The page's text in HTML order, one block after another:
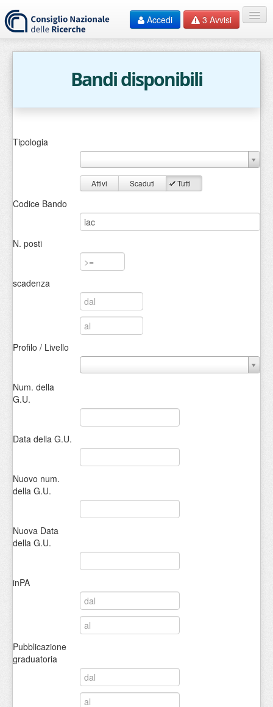
3 Avvisi
Accedi
EN
Home
Contatti
Bandi
Bandi disponibili
Tipologia
Attivi Scaduti Tutti
Codice Bando
N. posti
scadenza
Profilo / Livello
Num. della
G.U.
Data della G.U.
Nuovo num.
della G.U.
Nuova Data
della G.U.
inPA
Pubblicazione
graduatoria